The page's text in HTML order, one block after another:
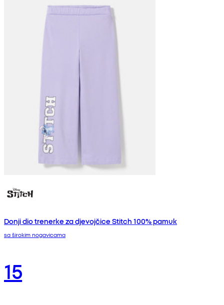
Donji dio trenerke za djevojčice Stitch 100% pamuk
sa širokim nogavicama
15